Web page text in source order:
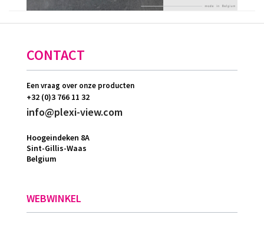
CONTACT
Een vraag over onze producten
+32 (0)3 766 11 32
info@plexi-view.com
Hoogeindeken 8A
Sint-Gillis-Waas
Belgium
WEBWINKEL